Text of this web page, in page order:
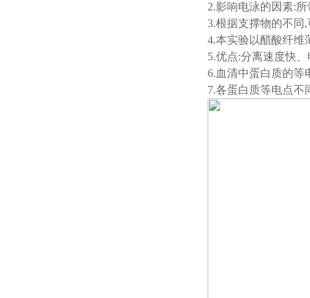
2.影响电泳的因素:
3.根据支撑物的不同
4.本实验以醋酸纤维
5.优点:分离速度快
6.血清中蛋白质的等
7.各蛋白质等电点不